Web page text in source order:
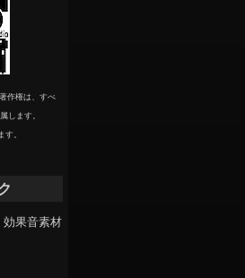
作権は、すべ
します。
。
効果音素材